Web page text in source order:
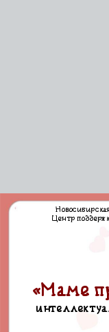
«Маме
Центр